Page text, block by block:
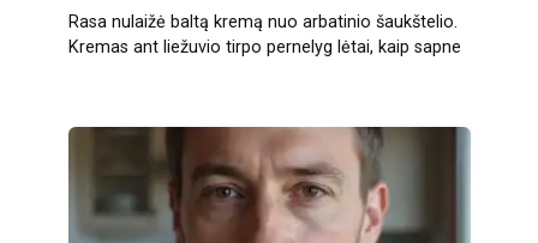
Rasa nulaižė baltą kremą nuo arbatinio šaukštelio.
Kremas ant liežuvio tirpo pernelyg lėtai, kaip sapne